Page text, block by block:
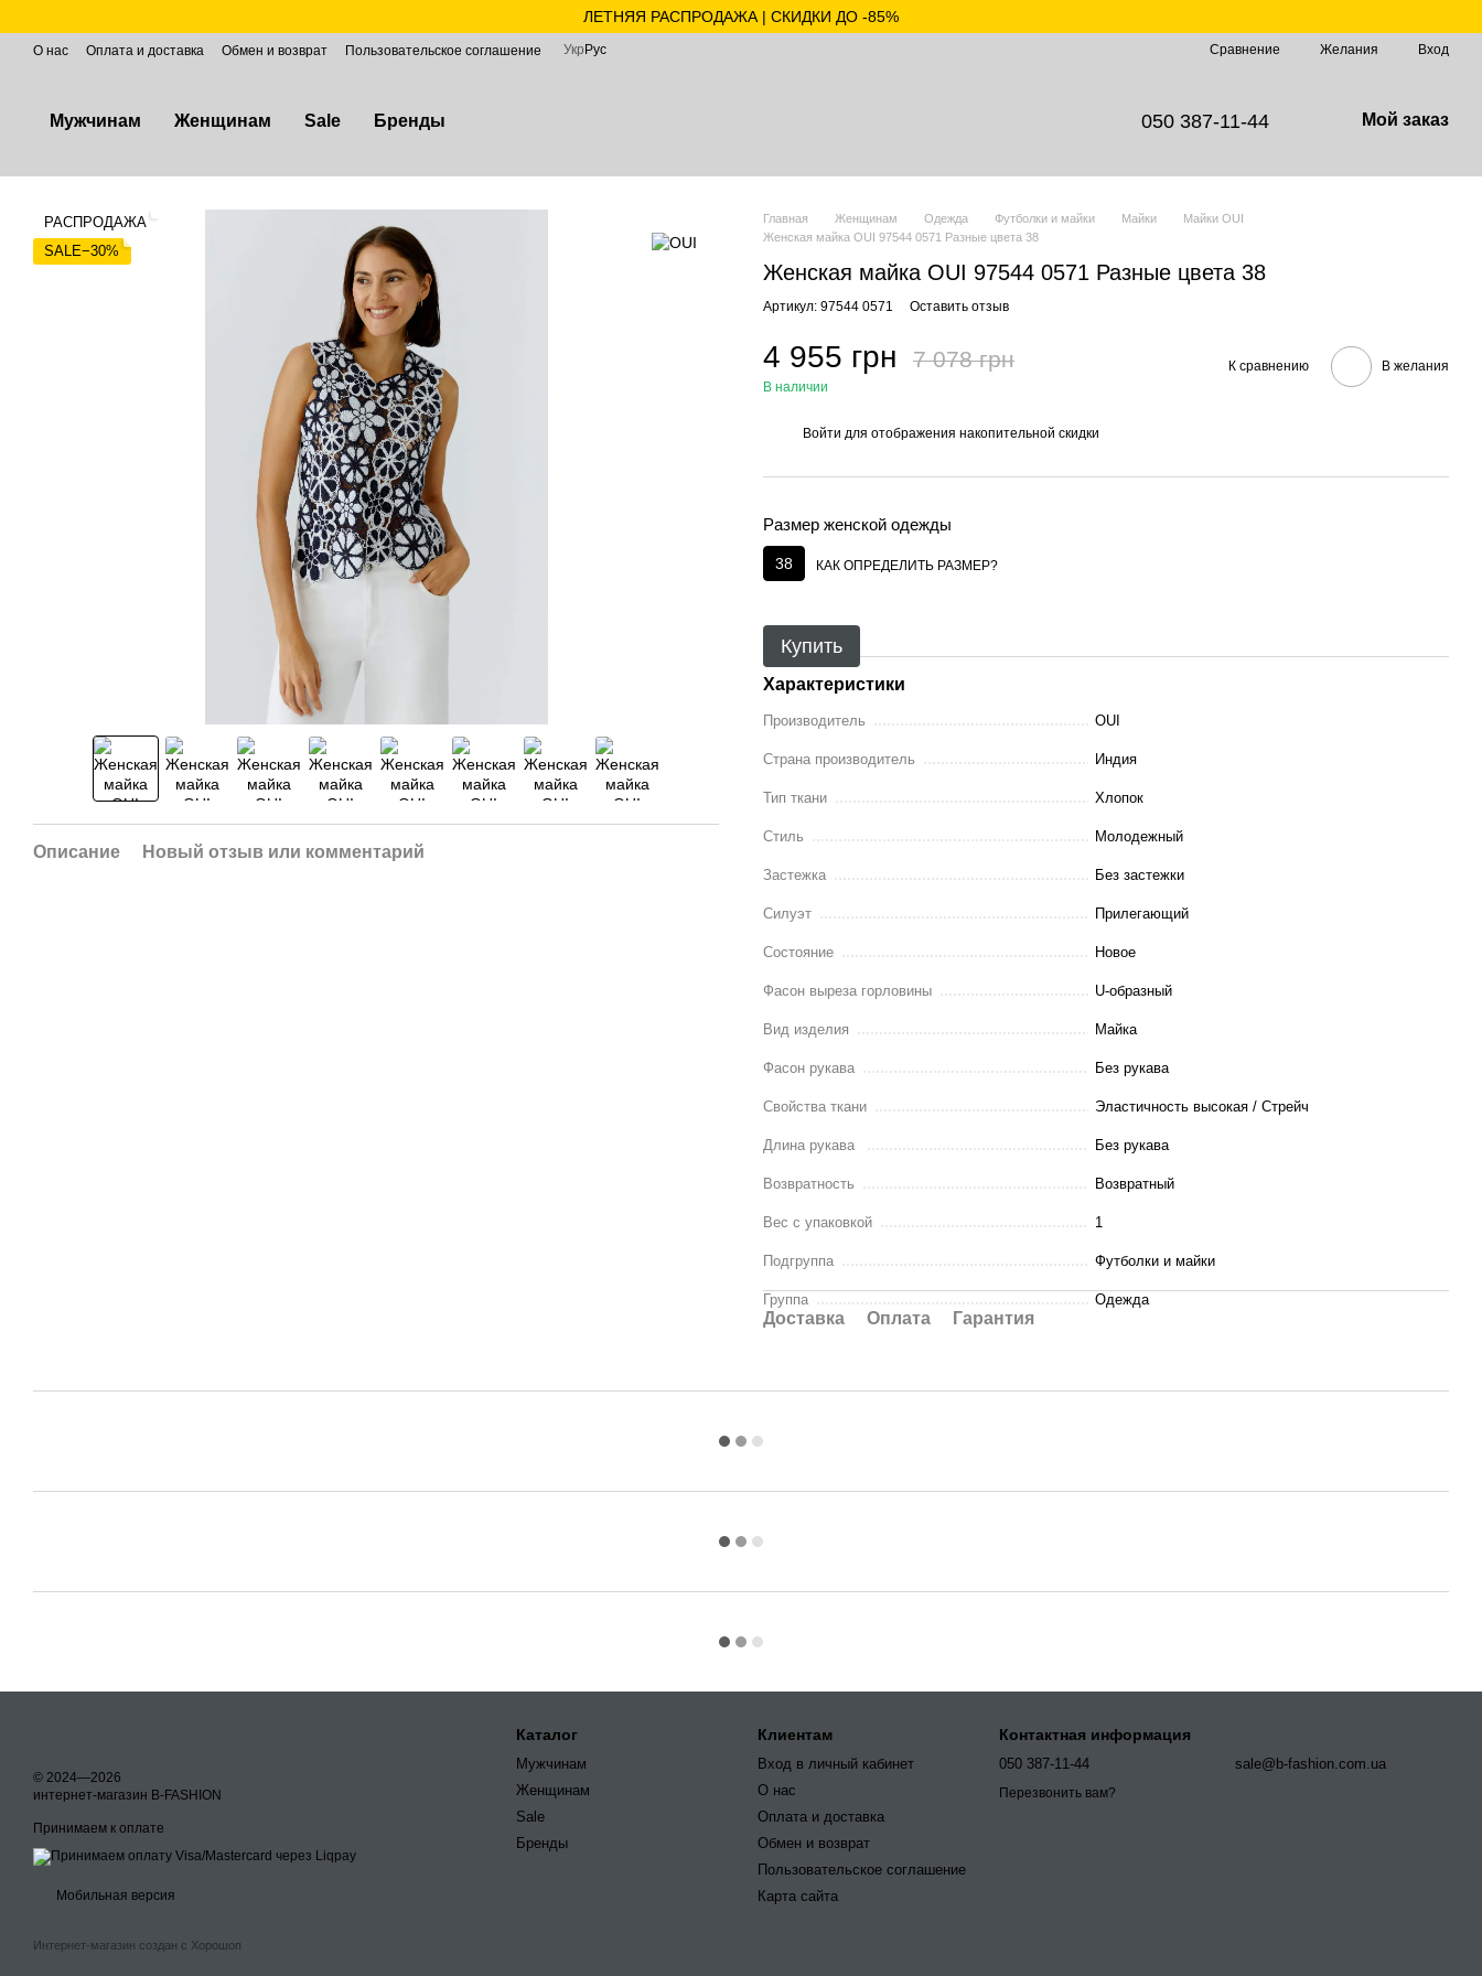
ЛЕТНЯЯ РАСПРОДАЖА | СКИДКИ ДО -85%
О нас Оплата и доставка Обмен и возврат Пользовательское соглашение Укр Рус Сравнение Желания Вход
Мужчинам Женщинам Sale Бренды 050 387-11-44 Мой заказ
РАСПРОДАЖА
SALE−30%
Описание Новый отзыв или комментарий
Главная Женщинам Одежда Футболки и майки Майки
Майки OUI
Женская майка OUI 97544 0571 Разные цвета 38
Женская майка OUI 97544 0571 Разные цвета 38
Артикул: 97544 0571 Оставить отзыв
4 955 грн 7 078 грн
В наличии
К сравнению В желания
Войти для отображения накопительной скидки
Размер женской одежды
38 КАК ОПРЕДЕЛИТЬ РАЗМЕР?
Купить
Характеристики
Производитель OUI
Страна производитель Индия
Тип ткани Хлопок
Стиль Молодежный
Застежка Без застежки
Силуэт Прилегающий
Состояние Новое
Фасон выреза горловины U-образный
Вид изделия Майка
Фасон рукава Без рукава
Свойства ткани Эластичность высокая / Стрейч
Длина рукава Без рукава
Возвратность Возвратный
Вес с упаковкой 1
Подгруппа Футболки и майки
Группа Одежда
Доставка Оплата Гарантия
© 2024—2026
интернет-магазин B-FASHION
Принимаем к оплате
Мобильная версия
Интернет-магазин создан с Хорошоп
Каталог
Мужчинам
Женщинам
Sale
Бренды
Клиентам
Вход в личный кабинет
О нас
Оплата и доставка
Обмен и возврат
Пользовательское соглашение
Карта сайта
Контактная информация
050 387-11-44
Перезвонить вам?
sale@b-fashion.com.ua